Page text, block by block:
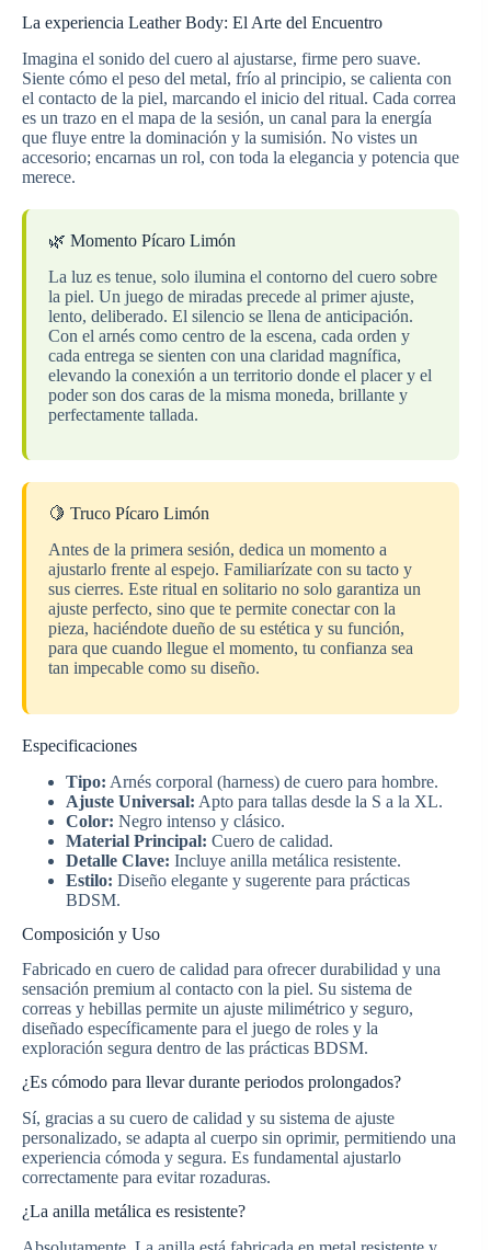
La experiencia Leather Body: El Arte del Encuentro
Imagina el sonido del cuero al ajustarse, firme pero suave.
Siente cómo el peso del metal, frío al principio, se calienta con
el contacto de la piel, marcando el inicio del ritual. Cada correa
es un trazo en el mapa de la sesión, un canal para la energía
que fluye entre la dominación y la sumisión. No vistes un
accesorio; encarnas un rol, con toda la elegancia y potencia que
merece.
🌿 Momento Pícaro Limón
La luz es tenue, solo ilumina el contorno del cuero sobre
la piel. Un juego de miradas precede al primer ajuste,
lento, deliberado. El silencio se llena de anticipación.
Con el arnés como centro de la escena, cada orden y
cada entrega se sienten con una claridad magnífica,
elevando la conexión a un territorio donde el placer y el
poder son dos caras de la misma moneda, brillante y
perfectamente tallada.
🍋 Truco Pícaro Limón
Antes de la primera sesión, dedica un momento a
ajustarlo frente al espejo. Familiarízate con su tacto y
sus cierres. Este ritual en solitario no solo garantiza un
ajuste perfecto, sino que te permite conectar con la
pieza, haciéndote dueño de su estética y su función,
para que cuando llegue el momento, tu confianza sea
tan impecable como su diseño.
Especificaciones
Tipo: Arnés corporal (harness) de cuero para hombre.
Ajuste Universal: Apto para tallas desde la S a la XL.
Color: Negro intenso y clásico.
Material Principal: Cuero de calidad.
Detalle Clave: Incluye anilla metálica resistente.
Estilo: Diseño elegante y sugerente para prácticas
BDSM.
Composición y Uso
Fabricado en cuero de calidad para ofrecer durabilidad y una
sensación premium al contacto con la piel. Su sistema de
correas y hebillas permite un ajuste milimétrico y seguro,
diseñado específicamente para el juego de roles y la
exploración segura dentro de las prácticas BDSM.
¿Es cómodo para llevar durante periodos prolongados?
Sí, gracias a su cuero de calidad y su sistema de ajuste
personalizado, se adapta al cuerpo sin oprimir, permitiendo una
experiencia cómoda y segura. Es fundamental ajustarlo
correctamente para evitar rozaduras.
¿La anilla metálica es resistente?